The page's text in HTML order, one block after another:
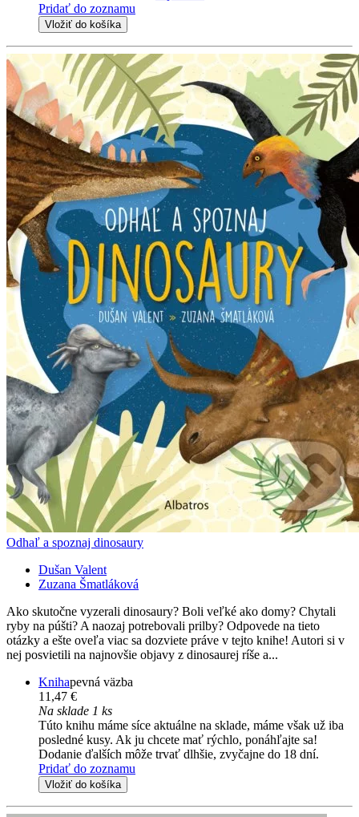
Pridať do zoznamu
Vložiť do košíka
Odhaľ a spoznaj dinosaury
Dušan Valent
Zuzana Šmatláková
Ako skutočne vyzerali dinosaury? Boli veľké ako domy? Chytali
ryby na púšti? A naozaj potrebovali prilby? Odpovede na tieto
otázky a ešte oveľa viac sa dozviete práve v tejto knihe! Autori si v
nej posvietili na najnovšie objavy z dinosaurej ríše a...
Knihapevná väzba
11,47 €
Na sklade 1 ks
Túto knihu máme síce aktuálne na sklade, máme však už iba
posledné kusy. Ak ju chcete mať rýchlo, ponáhľajte sa!
Dodanie ďalších môže trvať dlhšie, zvyčajne do 18 dní.
Pridať do zoznamu
Vložiť do košíka